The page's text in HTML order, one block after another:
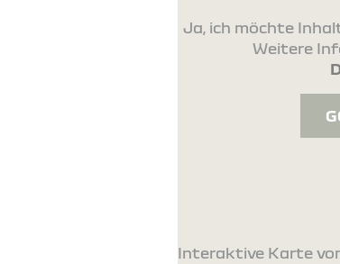
Ja, ich möchte
Weitere
Interaktive Karte